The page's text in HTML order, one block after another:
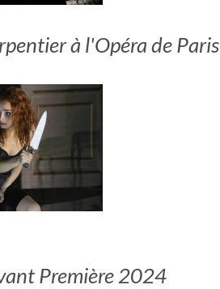
à l'Opéra de Paris
Première 2024